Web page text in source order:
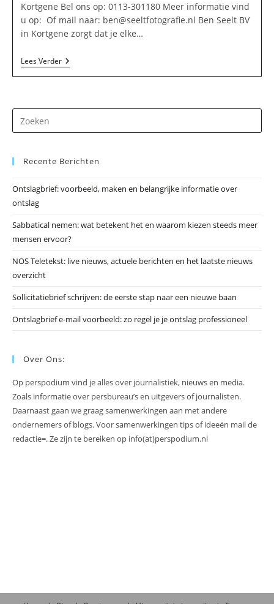
Kortgene Bel ons op: 0113-301180 Meer informatie vind
u op: Of mail naar: ben@seeltfotografie.nl Ben Seelt BV
in Kortgene zorgt dat je elke…
Lees VerderBen
Seelt
BV
op
Recente Berichten
Ontslagbrief: voorbeeld, maken en belangrijke informatie over
ontslag
Sabbatical nemen: wat betekent het en waarom kiezen steeds meer
mensen ervoor?
NOS Teletekst: live nieuws, actuele berichten en het laatste nieuws
overzicht
Sollicitatiebrief schrijven: de eerste stap naar een nieuwe baan
Ontslagbrief e-mail voorbeeld: zo regel je je ontslag professioneel
Over Ons:
Op perspodium vind je alles over journalistiek, nieuws en media.
Zoals informatie over persbureau’s en uitgevers of journalisten.
Daarnaast gaan we graag samenwerkingen aan met andere
ondernemers of blogs. Voor samenwerkingen tips of ideeën mail de
redactie=. Ze zijn te bereiken op info(at)perspodium.nl